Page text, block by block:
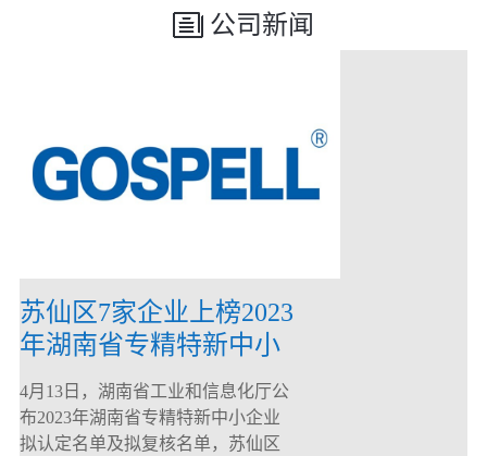
公司新闻
苏仙区7家企业上榜2023
年湖南省专精特新中小
企业
4月13日，湖南省工业和信息化厅公
布2023年湖南省专精特新中小企业
拟认定名单及拟复核名单，苏仙区